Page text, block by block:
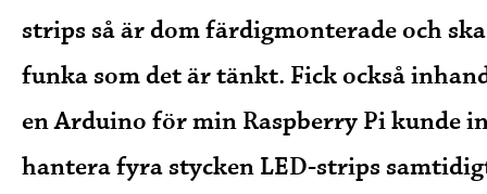
strips så är dom färdigmonterade och ska
funka som det är tänkt. Fick också
en Arduino för min Raspberry Pi kunde
hantera fyra stycken LED-strips